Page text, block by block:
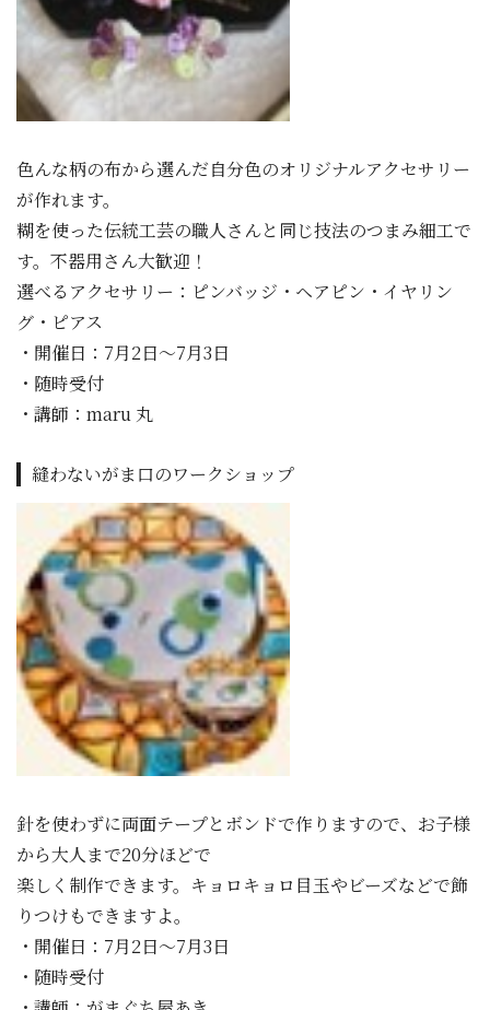
色んな柄の布から選んだ自分色のオリジナルアクセサリー
が作れます。
糊を使った伝統工芸の職人さんと同じ技法のつまみ細工で
す。不器用さん大歓迎！
選べるアクセサリー：ピンバッジ・ヘアピン・イヤリン
グ・ピアス
・開催日：7月2日～7月3日
・随時受付
・講師：maru 丸
縫わないがま口のワークショップ
針を使わずに両面テープとボンドで作りますので、お子様
から大人まで20分ほどで
楽しく制作できます。キョロキョロ目玉やビーズなどで飾
りつけもできますよ。
・開催日：7月2日～7月3日
・随時受付